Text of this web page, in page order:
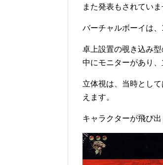
また発表もされていま
バーチャルボーイは
卓上設置の覗き込み型
中にモニターがあり
立体視は、当時とし
えます。
キャラクターが飛び